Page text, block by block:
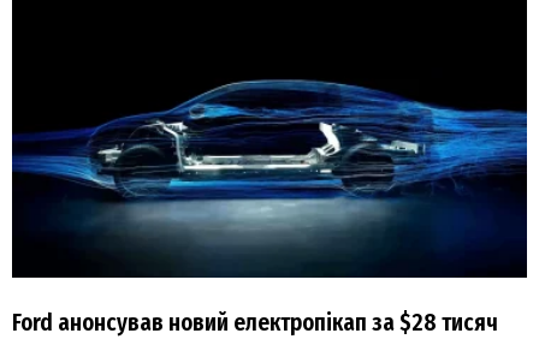
Ford анонсував новий електропікап за $28 тисяч